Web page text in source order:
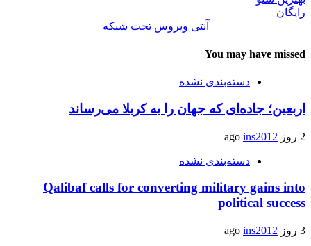
رایگان
آنتی ویروس تحت شبکه
You may have missed
دسته‌بندی نشده
اربعین؛ جاده‌ای که جهان را به کربلا می‌رساند
2 روز ago ins2012
دسته‌بندی نشده
Qalibaf calls for converting military gains into
political success
3 روز ago ins2012